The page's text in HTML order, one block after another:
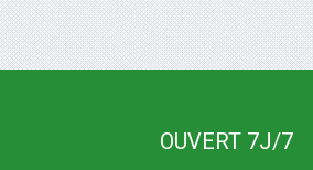
OUVERT 7J/7